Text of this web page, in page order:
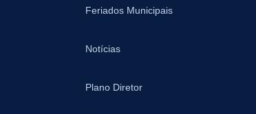
Feriados Municipais
Notícias
Plano Diretor